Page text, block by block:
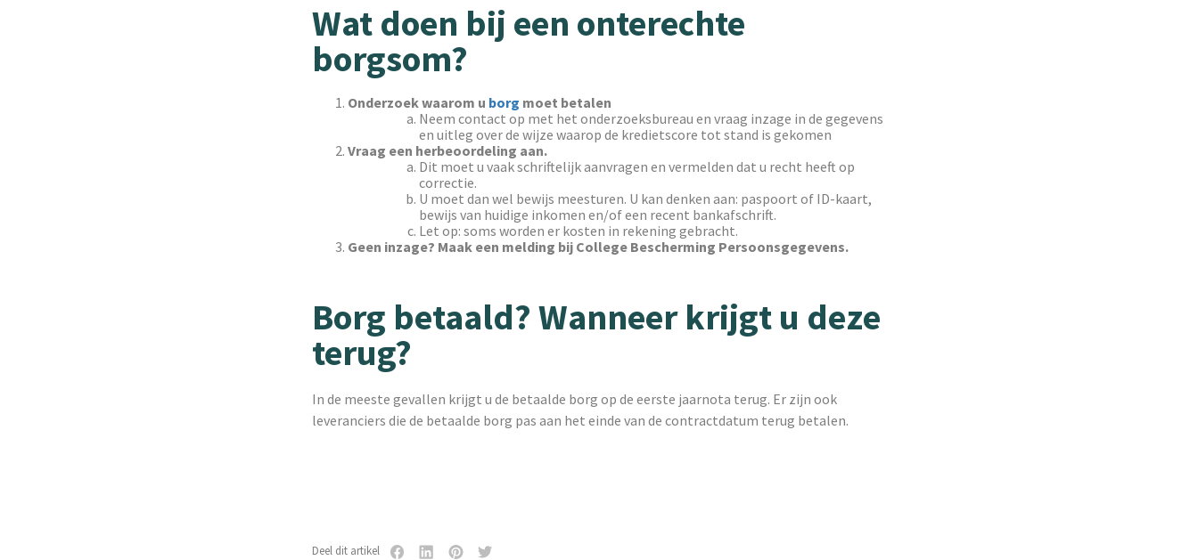
Wat doen bij een onterechte
borgsom?
Onderzoek waarom u borg moet betalen
Neem contact op met het onderzoeksbureau en vraag inzage in de gegevens
en uitleg over de wijze waarop de kredietscore tot stand is gekomen
Vraag een herbeoordeling aan.
Dit moet u vaak schriftelijk aanvragen en vermelden dat u recht heeft op
correctie.
U moet dan wel bewijs meesturen. U kan denken aan: paspoort of ID-kaart,
bewijs van huidige inkomen en/of een recent bankafschrift.
Let op: soms worden er kosten in rekening gebracht.
Geen inzage? Maak een melding bij College Bescherming Persoonsgegevens.
Borg betaald? Wanneer krijgt u deze
terug?
In de meeste gevallen krijgt u de betaalde borg op de eerste jaarnota terug. Er zijn ook
leveranciers die de betaalde borg pas aan het einde van de contractdatum terug betalen.
Deel dit artikel